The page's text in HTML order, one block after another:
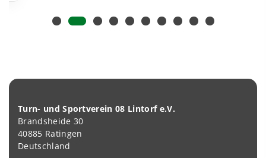
Turn- und Sportverein 08 Lintorf e.V.
Brandsheide 30
40885 Ratingen
Deutschland